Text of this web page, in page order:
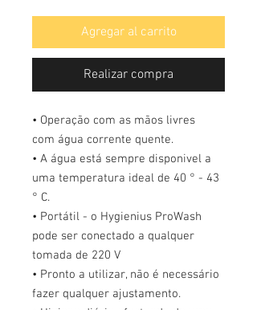
Agregar al carrito
Realizar compra
• Operação com as mãos livres
com água corrente quente.
• A água está sempre disponivel a
uma temperatura ideal de 40 ° - 43
° C.
• Portátil - o Hygienius ProWash
pode ser conectado a qualquer
tomada de 220 V
• Pronto a utilizar, não é necessário
fazer qualquer ajustamento.